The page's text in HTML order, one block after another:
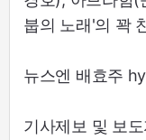
붑의 노래'의 꽉
뉴스엔 배효주
기사제보 및 보